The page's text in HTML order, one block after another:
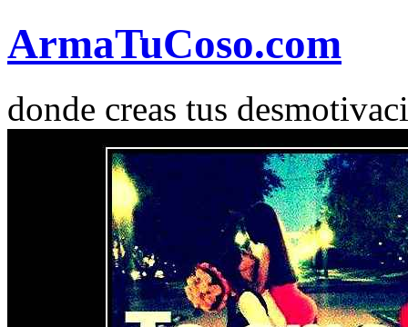
ArmaTuCoso.com
donde creas tus